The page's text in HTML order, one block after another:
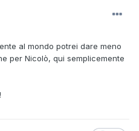
al mondo potrei dare meno
per Nicolò, qui semplicemente